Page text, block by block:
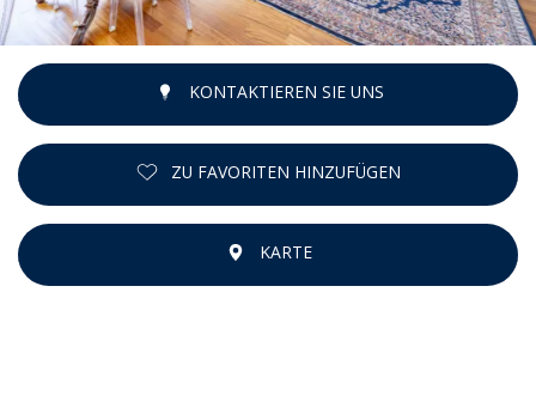
KONTAKTIEREN SIE UNS
ZU FAVORITEN HINZUFÜGEN
KARTE